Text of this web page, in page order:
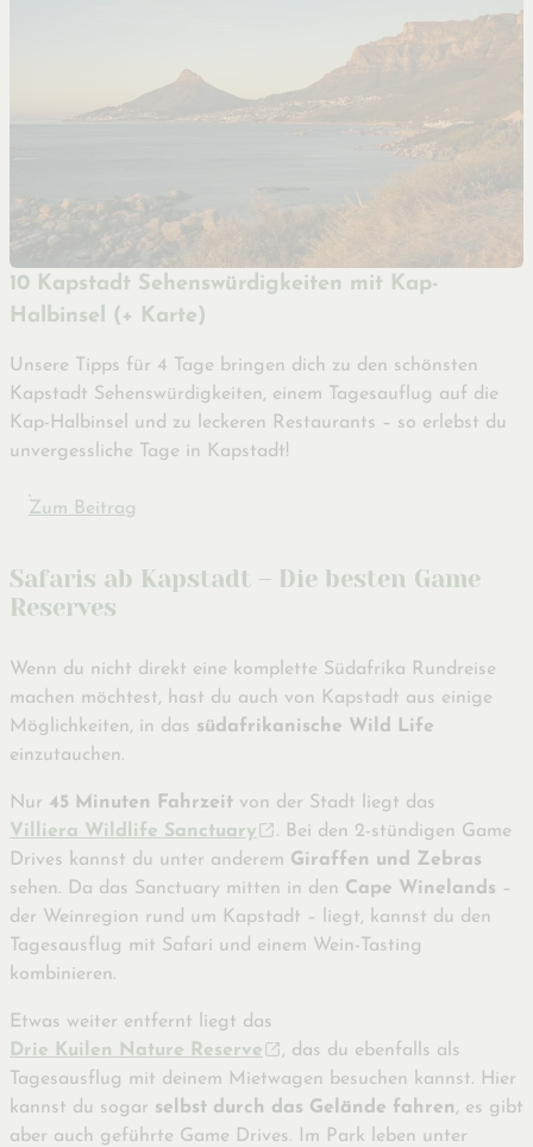
10 Kapstadt Sehenswürdigkeiten mit Kap-
Halbinsel (+ Karte)
Unsere Tipps für 4 Tage bringen dich zu den schönsten
Kapstadt Sehenswürdigkeiten, einem Tagesauflug auf die
Kap-Halbinsel und zu leckeren Restaurants – so erlebst du
unvergessliche Tage in Kapstadt!
Zum Beitrag
Safaris ab Kapstadt – Die besten Game
Reserves
Wenn du nicht direkt eine komplette Südafrika Rundreise
machen möchtest, hast du auch von Kapstadt aus einige
Möglichkeiten, in das südafrikanische Wild Life
einzutauchen.
Nur 45 Minuten Fahrzeit von der Stadt liegt das
Villiera Wildlife Sanctuary
. Bei den 2-stündigen Game
Drives kannst du unter anderem Giraffen und Zebras
sehen. Da das Sanctuary mitten in den Cape Winelands –
der Weinregion rund um Kapstadt – liegt, kannst du den
Tagesausflug mit Safari und einem Wein-Tasting
kombinieren.
Etwas weiter entfernt liegt das
Drie Kuilen Nature Reserve
, das du ebenfalls als
Tagesausflug mit deinem Mietwagen besuchen kannst. Hier
kannst du sogar selbst durch das Gelände fahren, es gibt
aber auch geführte Game Drives. Im Park leben unter